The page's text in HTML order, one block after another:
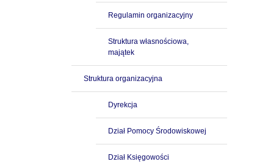
Regulamin organizacyjny
Struktura własnościowa,
majątek
Struktura organizacyjna
Dyrekcja
Dział Pomocy Środowiskowej
Dział Księgowości